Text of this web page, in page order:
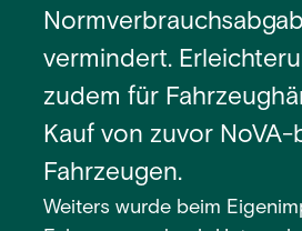
vermindert.
zudem für
Kauf von zuvor
Fahrzeugen.
Weiters wurde beim